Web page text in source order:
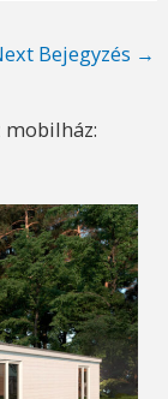
Bejegyzés →